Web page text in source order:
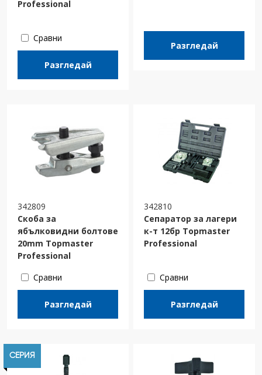
Professional
Сравни
Разгледай
Разгледай
342809
Скоба за
ябълковидни болтове
20mm Topmaster
Professional
Сравни
Разгледай
342810
Сепаратор за лагери
к-т 12бр Topmaster
Professional
Сравни
Разгледай
СЕРИЯ